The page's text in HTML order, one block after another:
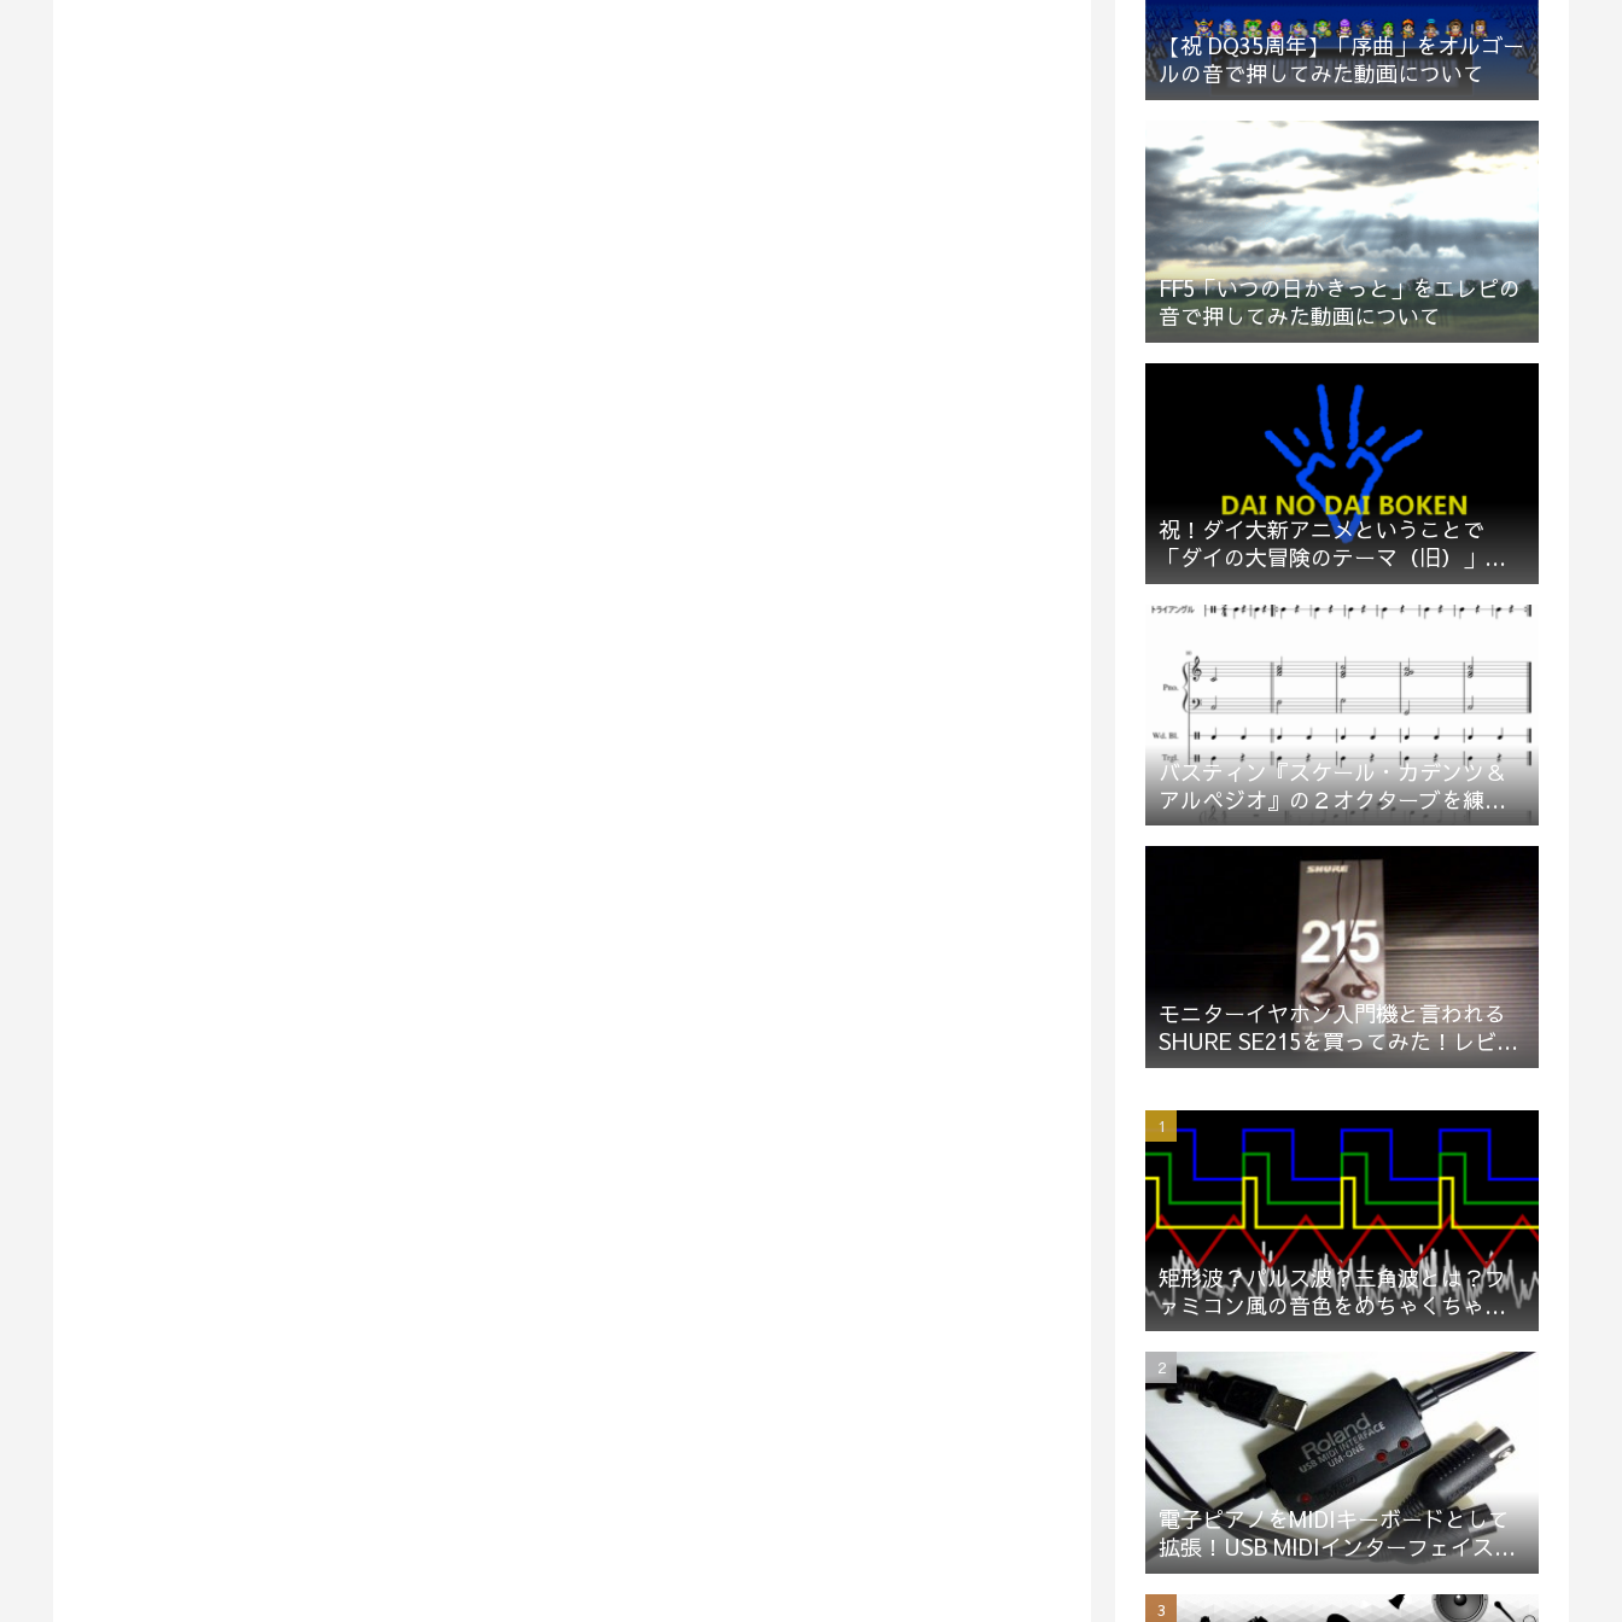
【祝 DQ35周年】「序曲」をオルゴー
ルの音で押してみた動画について
FF5「いつの日かきっと」をエレピの
音で押してみた動画について
祝！ダイ大新アニメということで
「ダイの大冒険のテーマ（旧）」多
重録音でお祝い＆応援してみた
バスティン『スケール・カデンツ＆
アルペジオ』の２オクターブを練習
してみた
モニターイヤホン入門機と言われる
SHURE SE215を買ってみた！レビュ
ー
矩形波？パルス波？三角波とは？フ
ァミコン風の音色をめちゃくちゃ簡
単に説明してみた（動画）
電子ピアノをMIDIキーボードとして
拡張！USB MIDIインターフェイス
「Roland UM-ONE mk2」買ってみ
た